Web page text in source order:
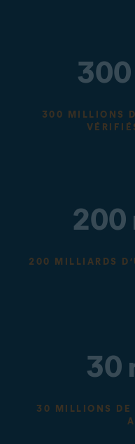
300 MILLIONS
200
200 MILLIARDS
30
30 MILLIONS DE